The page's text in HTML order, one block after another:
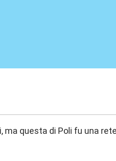
ma questa di Poli fu una